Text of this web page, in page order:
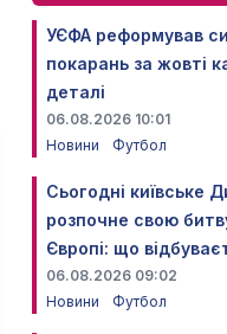
УЄФА реформував
покарань за жовті
деталі
06.08.2026 10:01
Новини
Футбол
Сьогодні київське
розпочне свою
Європі: що
06.08.2026 09:02
Новини
Футбол